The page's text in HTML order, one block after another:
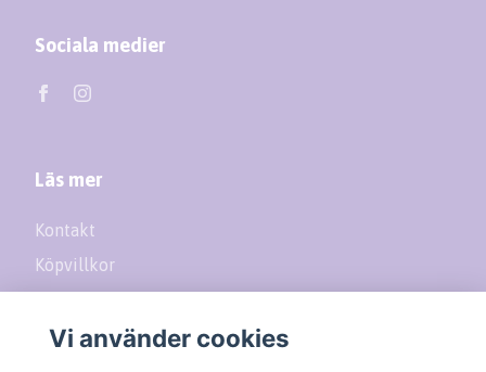
Sociala medier
Läs mer
Kontakt
Köpvillkor
Vi använder cookies